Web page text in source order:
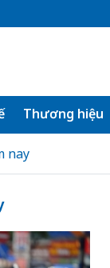
Thương hiệu
nay